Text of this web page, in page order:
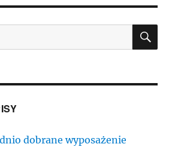
dobrane wyposażenie